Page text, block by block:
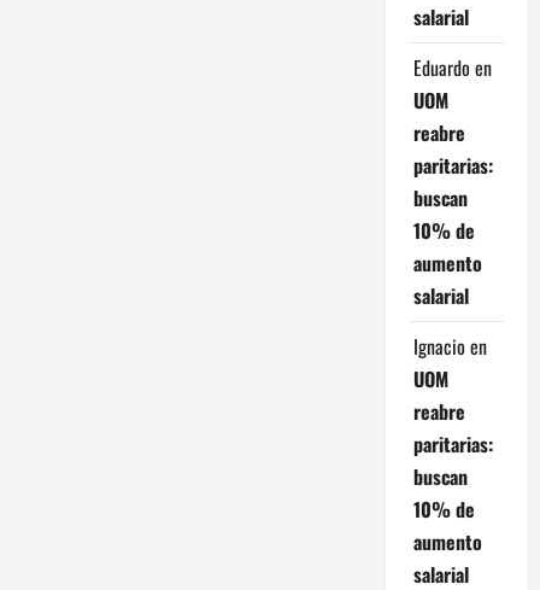
salarial
Eduardo en
UOM
reabre
paritarias:
buscan
10% de
aumento
salarial
Ignacio en
UOM
reabre
paritarias:
buscan
10% de
aumento
salarial